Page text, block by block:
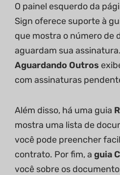
O painel esquerdo da
Sign oferece suporte à
que mostra o número de
aguardam sua
Aguardando Outros
com assinaturas
Além disso, há uma guia
mostra uma lista de
você pode preencher
contrato. Por fim, a guia
você sobre os